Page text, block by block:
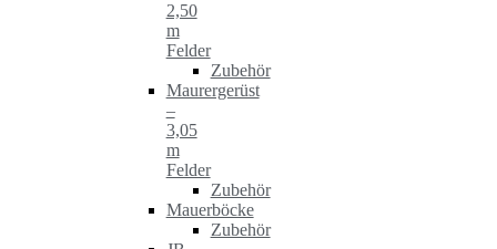
2,50
m
Felder
Zubehör
Maurergerüst
–
3,05
m
Felder
Zubehör
Mauerböcke
Zubehör